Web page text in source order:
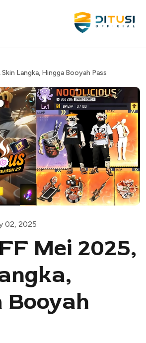
Langka, Hingga Booyah Pass
02, 2025
Mei 2025,
Booyah